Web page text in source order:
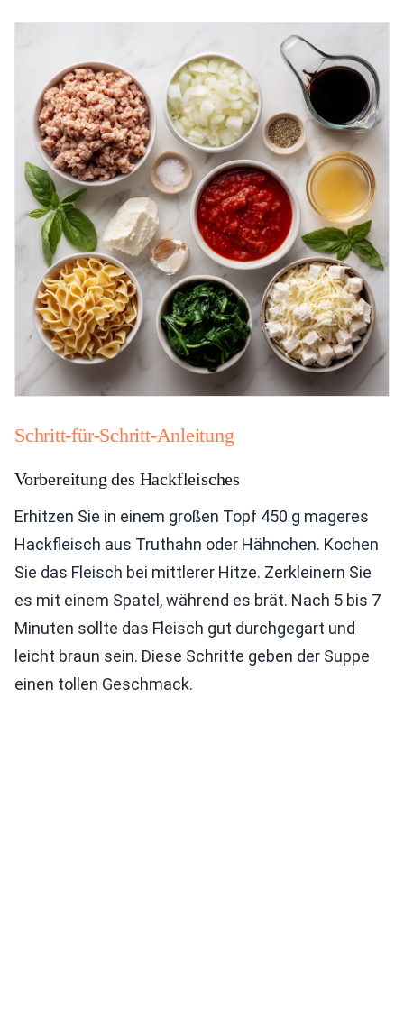
Schritt-für-Schritt-Anleitung
Vorbereitung des Hackfleisches
Erhitzen Sie in einem großen Topf 450 g mageres
Hackfleisch aus Truthahn oder Hähnchen. Kochen
Sie das Fleisch bei mittlerer Hitze. Zerkleinern Sie
es mit einem Spatel, während es brät. Nach 5 bis 7
Minuten sollte das Fleisch gut durchgegart und
leicht braun sein. Diese Schritte geben der Suppe
einen tollen Geschmack.